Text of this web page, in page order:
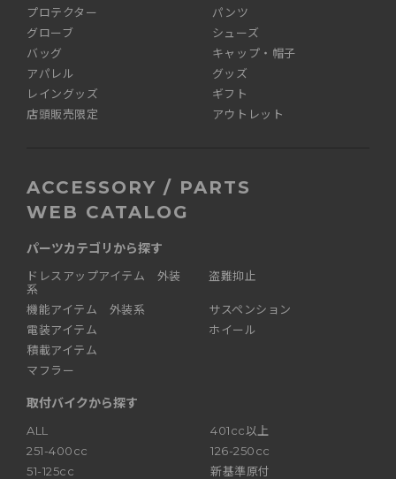
プロテクター
パンツ
グローブ
シューズ
バッグ
キャップ・帽子
アパレル
グッズ
レイングッズ
ギフト
店頭販売限定
アウトレット
ACCESSORY / PARTS
WEB CATALOG
パーツカテゴリから探す
ドレスアップアイテム 外装
系
機能アイテム 外装系
電装アイテム
積載アイテム
マフラー
盗難抑止
サスペンション
ホイール
取付バイクから探す
ALL
401cc以上
251-400cc
126-250cc
51-125cc
新基準原付